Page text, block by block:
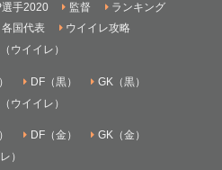
選手2020 監督
ランキング
各国代表
ウイイレ攻略
ウイイレ）
DF（黒）
GK（黒）
ウイイレ）
DF（金）
GK（金）
）